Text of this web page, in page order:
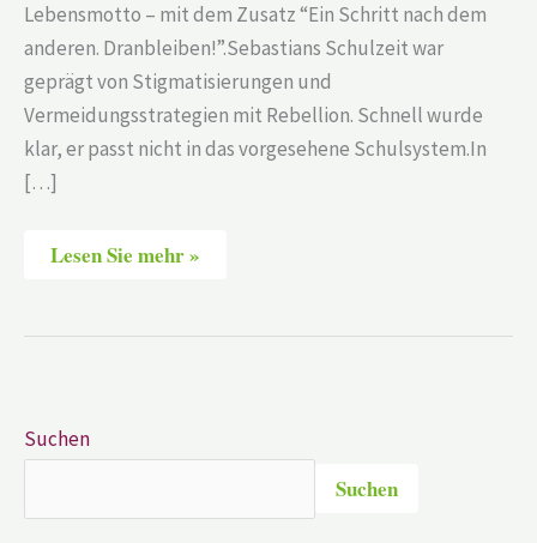
Lebensmotto – mit dem Zusatz “Ein Schritt nach dem
anderen. Dranbleiben!”.Sebastians Schulzeit war
geprägt von Stigmatisierungen und
Vermeidungsstrategien mit Rebellion. Schnell wurde
klar, er passt nicht in das vorgesehene Schulsystem.In
[…]
Lesen Sie mehr »
Suchen
Suchen